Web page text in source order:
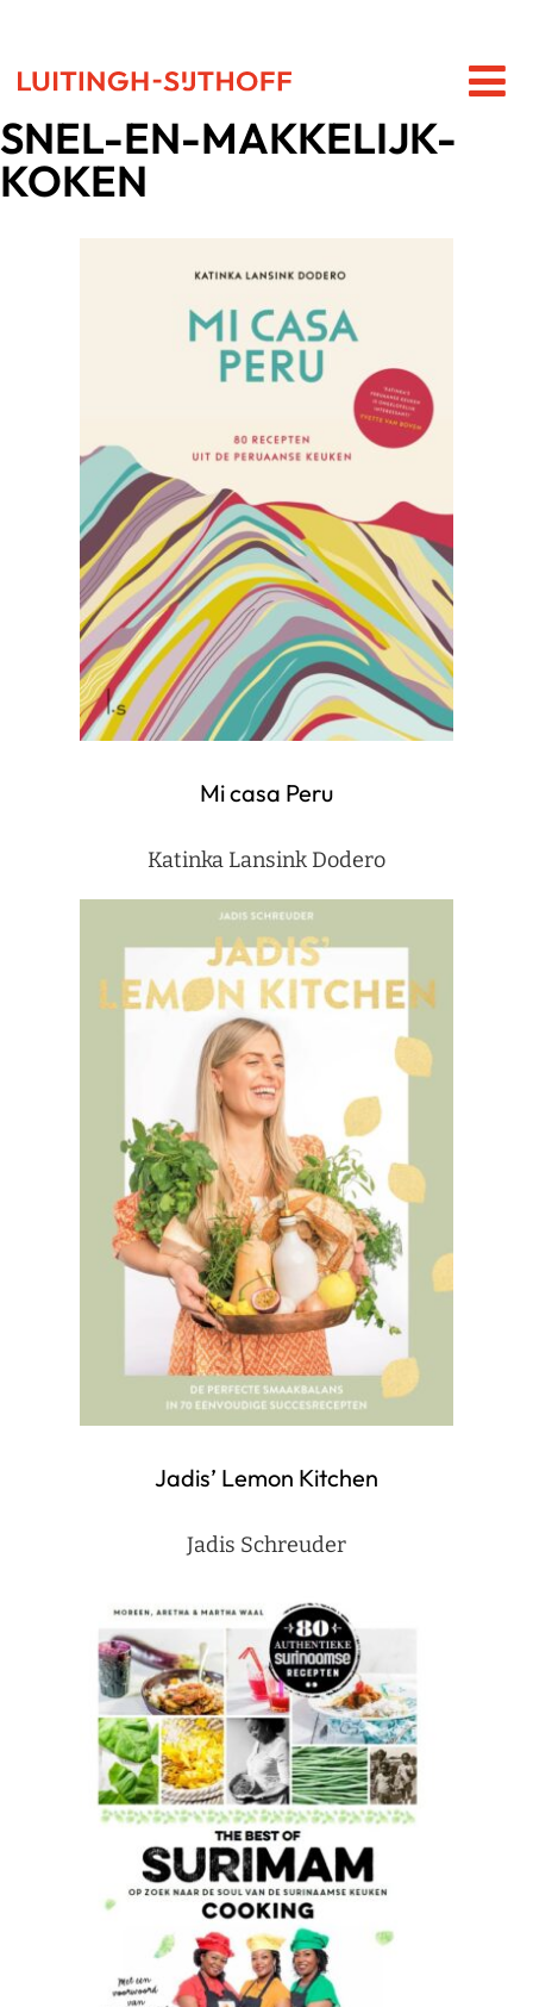
SNEL-EN-MAKKELIJK-
KOKEN
Mi casa Peru
Katinka Lansink Dodero
Jadis’ Lemon Kitchen
Jadis Schreuder